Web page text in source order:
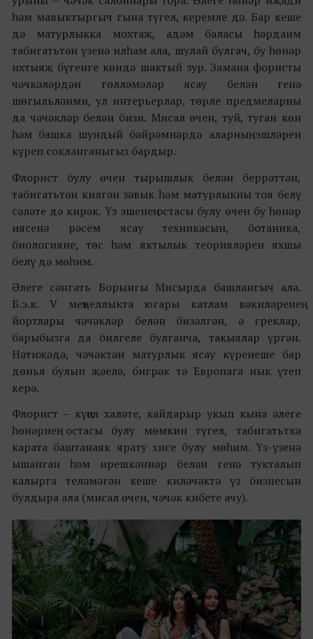
һәм мавыктыргыч гына түгел, керемле дә. Бар кеше
дә матурлыкка мохтаҗ, адәм баласы һәрдаим
табигатьтән үзенә илһам ала, шулай булгач, бу һөнәр
ихтыяҗ бүгенге көндә шактый зур. Замана фористы
чәчкәләрдән гөлләмәләр ясау белән генә
шөгыльләнми, ул интерьерлар, төрле предмеларны
да чәчәкләр белән бизи. Мисал өчен, туй, туган көн
һәм башка шундый бәйрәмнәрдә аларның эшләрен
күреп сокланганыгыз бардыр.
Флорист булу өчен тырышлык белән беррәттән,
табигатьтән килгән зәвык һәм матурлыкны тоя белү
сәләте дә кирәк. Үз эшенең остасы булу өчен бу һөнәр
иясенә рәсем ясау техникасын, ботаника,
биологияне, төс һәм яктылык теорияләрен яхшы
белү дә мөһим.
Әлеге сәнгать Борынгы Мисырда башлангыч ала.
Б.э.к. V меңъеллыкта югары катлам вәкиләренең
йортлары чәчәкләр белән бизәлгән, ә греклар,
барыбызга да билгеле булганча, такыялар үргән.
Нәтиҗәдә, чәчәктән матурлык ясау күренеше бар
дөнья булып җәелә, бигрәк тә Европага нык үтеп
керә.
Флорист – күңел халәте, кайдарыр укып кына әлеге
һөнәрнең остасы булу мөмкин түгел, табигатьткә
карата баштанаяк ярату хисе булу мөһим.Үз-үзенә
ышанган һәм ирешкәннәр белән генә тукталып
калырга теләмәгән кеше киләчәктә үз бизнесын
булдыра ала (мисал өчен, чәчәк кибете ачу).